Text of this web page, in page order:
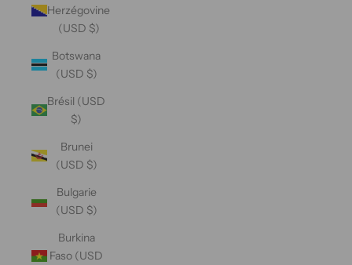
Herzégovine
(USD $)
Botswana
(USD $)
Brésil (USD
$)
Brunei
(USD $)
Bulgarie
(USD $)
Burkina
Faso (USD